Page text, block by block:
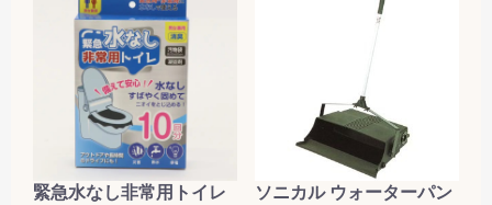
緊急水なし非常用トイレ
ソニカル ウォーターパン